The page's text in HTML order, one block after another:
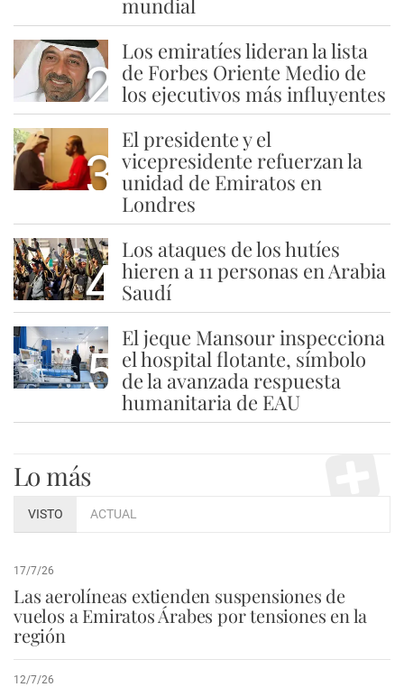
2
Los emiratíes lideran la lista
de Forbes Oriente Medio de
los ejecutivos más influyentes
3
El presidente y el
vicepresidente refuerzan la
unidad de Emiratos en
Londres
4
Los ataques de los hutíes
hieren a 11 personas en Arabia
Saudí
5
El jeque Mansour inspecciona
el hospital flotante, símbolo
de la avanzada respuesta
humanitaria de EAU
Lo más
VISTO ACTUAL
17/7/26
Las aerolíneas extienden suspensiones de
vuelos a Emiratos Árabes por tensiones en la
región
12/7/26